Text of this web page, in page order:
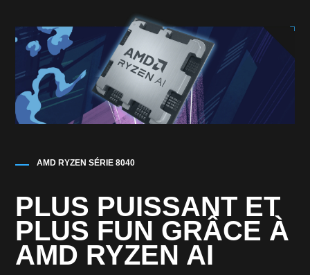
AMD RYZEN SÉRIE 8040
PLUS PUISSANT ET
PLUS FUN GRÂCE À
AMD RYZEN AI